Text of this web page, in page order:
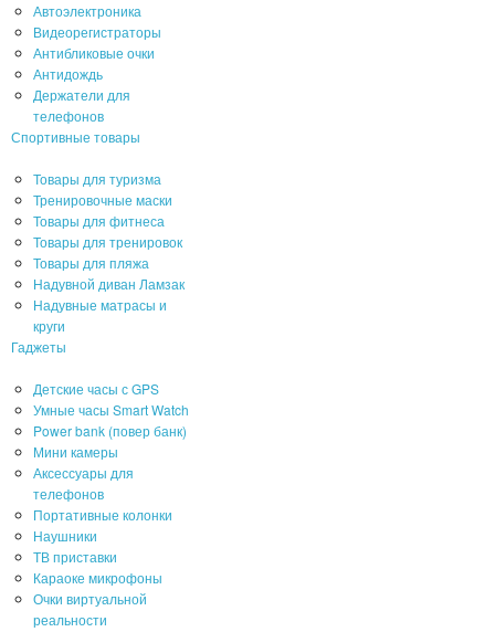
Автоэлектроника
Видеорегистраторы
Антибликовые очки
Антидождь
Держатели для
телефонов
Спортивные товары
Товары для туризма
Тренировочные маски
Товары для фитнеса
Товары для тренировок
Товары для пляжа
Надувной диван Ламзак
Надувные матрасы и
круги
Гаджеты
Детские часы с GPS
Умные часы Smart Watch
Power bank (повер банк)
Мини камеры
Аксессуары для
телефонов
Портативные колонки
Наушники
ТВ приставки
Караоке микрофоны
Очки виртуальной
реальности